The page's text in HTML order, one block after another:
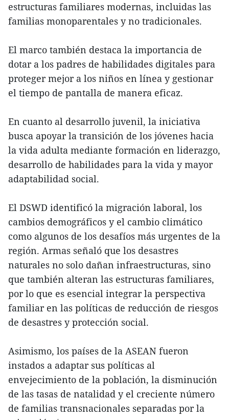
estructuras familiares modernas, incluidas las
familias monoparentales y no tradicionales.
El marco también destaca la importancia de
dotar a los padres de habilidades digitales para
proteger mejor a los niños en línea y gestionar
el tiempo de pantalla de manera eficaz.
En cuanto al desarrollo juvenil, la iniciativa
busca apoyar la transición de los jóvenes hacia
la vida adulta mediante formación en liderazgo,
desarrollo de habilidades para la vida y mayor
adaptabilidad social.
El DSWD identificó la migración laboral, los
cambios demográficos y el cambio climático
como algunos de los desafíos más urgentes de la
región. Armas señaló que los desastres
naturales no solo dañan infraestructuras, sino
que también alteran las estructuras familiares,
por lo que es esencial integrar la perspectiva
familiar en las políticas de reducción de riesgos
de desastres y protección social.
Asimismo, los países de la ASEAN fueron
instados a adaptar sus políticas al
envejecimiento de la población, la disminución
de las tasas de natalidad y el creciente número
de familias transnacionales separadas por la